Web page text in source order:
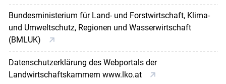
Bundesministerium für Land- und Forstwirtschaft, Klima-
und Umweltschutz, Regionen und Wasserwirtschaft
(BMLUK)
Datenschutzerklärung des Webportals der
Landwirtschaftskammern www.lko.at